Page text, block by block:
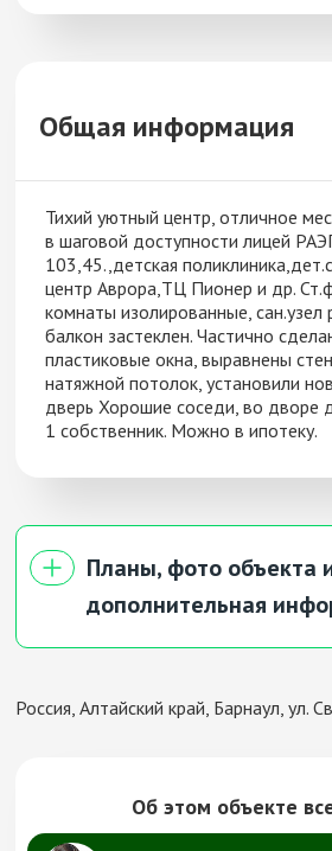
Общая информация
Тихий уютный центр, отличное
в шаговой доступности лицей
103,45.,детская
центр Аврора,ТЦ Пионер и др.
комнаты изолированные, сан.узел
балкон застеклен. Частично
пластиковые окна, выравнены
натяжной потолок, установили
дверь Хорошие соседи, во дворе
1 собственник. Можно в ипотеку.
Планы, фото объекта
дополнительная
Этаж: 3/5 эт.
Цена: Браун
Россия, Алтайский край, Барнаул, ул.
Об этом объекте